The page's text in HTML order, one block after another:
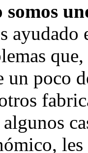
ayudado
un poco